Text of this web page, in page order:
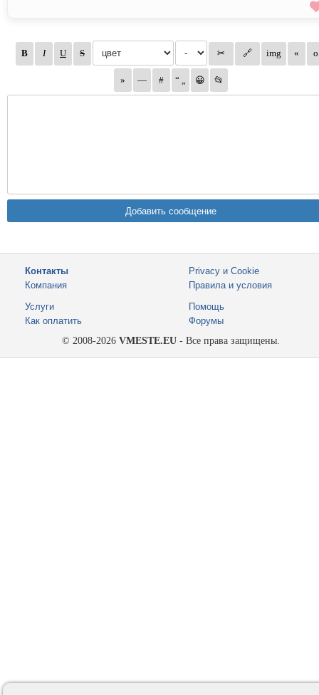
Контакты
Компания
Privacy и Cookie
Правила и условия
Услуги
Как оплатить
Помощь
Форумы
© 2008-2026 VMESTE.EU - Все права защищены.